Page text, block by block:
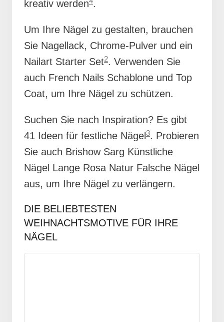
kreativ werden .
Um Ihre Nägel zu gestalten, brauchen
Sie Nagellack, Chrome-Pulver und ein
Nailart Starter Set2. Verwenden Sie
auch French Nails Schablone und Top
Coat, um Ihre Nägel zu schützen.
Suchen Sie nach Inspiration? Es gibt
41 Ideen für festliche Nägel 3. Probieren
Sie auch Brishow Sarg Künstliche
Nägel Lange Rosa Natur Falsche Nägel
aus, um Ihre Nägel zu verlängern.
DIE BELIEBTESTEN
WEIHNACHTSMOTIVE FÜR IHRE
NÄGEL